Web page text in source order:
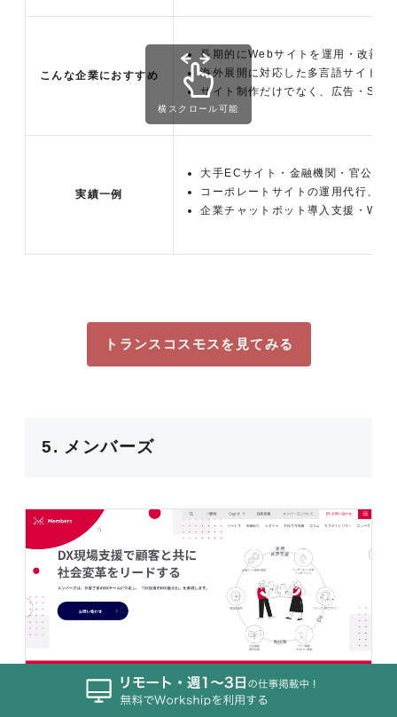
こんな企業におすすめ
長期的にWebサイトを運用・改善
海外展開に対応した多言語サイトを
サイト制作だけでなく、広告・
実績一例
大手ECサイト・金融機関・官公庁
コーポレートサイトの運用代行、
企業チャットボット導入支援・Web
横スクロール可能
トランスコスモスを見てみる
5. メンバーズ
▲出典：メンバーズ